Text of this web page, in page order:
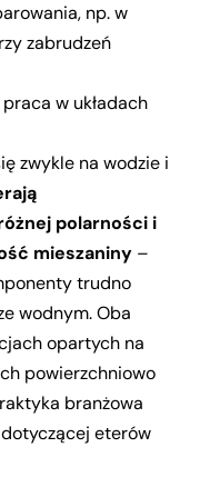
np. w
zabrudzeń
w układach
zwykle na wodzie i
polarności i
mieszaniny –
trudno
wodnym. Oba
opartych na
powierzchniowo
branżowa
eterów